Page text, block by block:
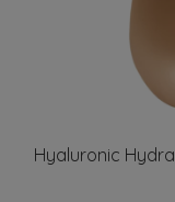
Hyaluronic